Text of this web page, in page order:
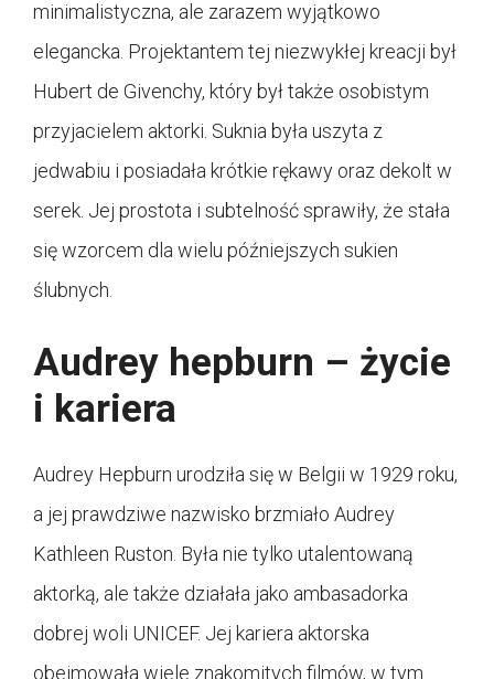
minimalistyczna, ale zarazem wyjątkowo
elegancka. Projektantem tej niezwykłej kreacji był
Hubert de Givenchy, który był także osobistym
przyjacielem aktorki. Suknia była uszyta z
jedwabiu i posiadała krótkie rękawy oraz dekolt w
serek. Jej prostota i subtelność sprawiły, że stała
się wzorcem dla wielu późniejszych sukien
ślubnych.
Audrey hepburn – życie
i kariera
Audrey Hepburn urodziła się w Belgii w 1929 roku,
a jej prawdziwe nazwisko brzmiało Audrey
Kathleen Ruston. Była nie tylko utalentowaną
aktorką, ale także działała jako ambasadorka
dobrej woli UNICEF. Jej kariera aktorska
obejmowała wiele znakomitych filmów, w tym